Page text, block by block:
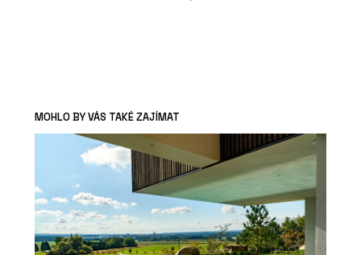
MOHLO BY VÁS TAKÉ ZAJÍMAT